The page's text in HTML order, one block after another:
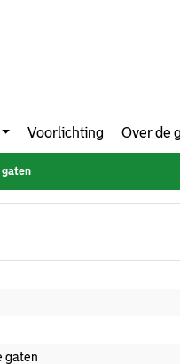
Voorlichting Over de
gaten
gaten